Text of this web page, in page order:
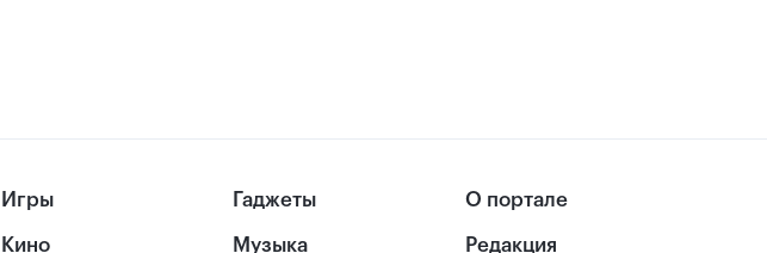
Игры
Кино
Гаджеты
Музыка
О портале
Редакция